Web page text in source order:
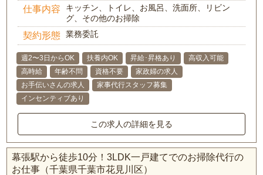
仕事内容
キッチン、トイレ、お風呂、洗面所、リビン
グ、その他のお掃除
契約形態 業務委託
週2〜3日からOK 扶養内OK 昇給･昇格あり
高収入可能
高時給
年齢不問 資格不要
家政婦の求人
お手伝いさんの求人
家事代行スタッフ募集
インセンティブあり
この求人の詳細を見る
幕張駅から徒歩10分！3LDK一戸建てでのお掃除代行の
お仕事（千葉県千葉市花見川区）